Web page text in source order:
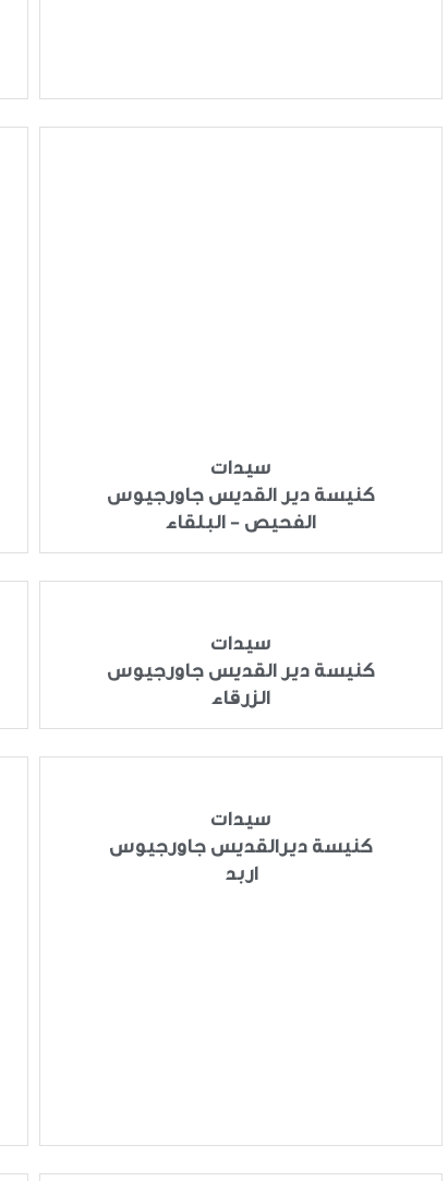
سيدات
كنيسة دير القديس جاورجيوس
الفحيص - البلقاء
سيدات
كنيسة دير القديس جاورجيوس
الزرقاء
سيدات
كنيسة ديرالقديس جاورجيوس
اربد